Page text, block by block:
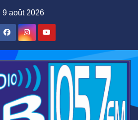
9 août 2026